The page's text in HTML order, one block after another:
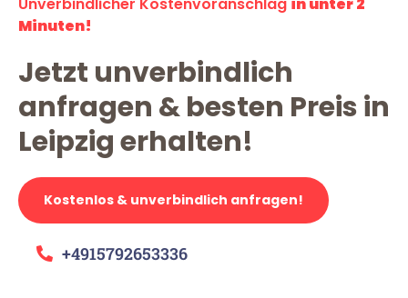
Minuten!
Jetzt unverbindlich
anfragen & besten Preis in
Leipzig erhalten!
Kostenlos & unverbindlich anfragen!
+4915792653336